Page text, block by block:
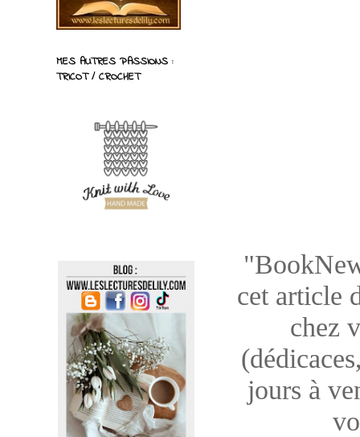
cet article
chez
jours à
MES AUTRES PASSIONS :
TRICOT / CROCHET